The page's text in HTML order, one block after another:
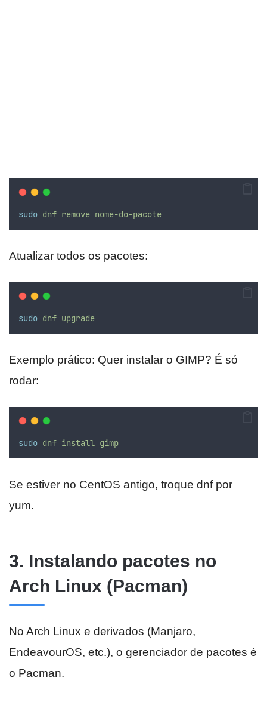
sudo dnf remove nome-do-pacote
Atualizar todos os pacotes:
sudo dnf upgrade
Exemplo prático: Quer instalar o GIMP? É só
rodar:
sudo dnf install gimp
Se estiver no CentOS antigo, troque dnf por
yum.
3. Instalando pacotes no
Arch Linux (Pacman)
No Arch Linux e derivados (Manjaro,
EndeavourOS, etc.), o gerenciador de pacotes é
o Pacman.